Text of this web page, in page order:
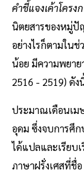
คำชี้แจงเค้าโคร
นิตยสารของหมู่
อย่างไรก็ตามใน
น้อย มีความพยา
2516 - 2519) ดัง
ประมาณเดือนเม
อุดม ซึ่งจบการศึ
ได้แปลและเรียบเ
ภาษาฝรั่งเศสที่ชื่อ